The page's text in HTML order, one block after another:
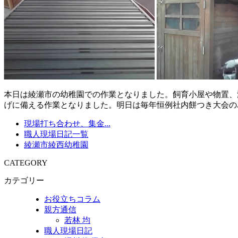
本日は綾瀬市の幼稚園での作業となりました。飼育小屋や物置
げに備える作業となりました。明日は毎年恒例社内餅つき大会
現場打ち合わせ、集金...
職人現場日記一覧
綾瀬市綾西幼稚園
CATEGORY
カテゴリー
お役立ちコラム
親方通信
若林 均
職人現場日記